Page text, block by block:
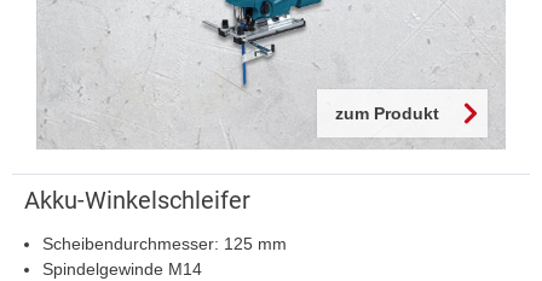
zum Produkt
Akku-Winkelschleifer
Scheibendurchmesser: 125 mm
Spindelgewinde M14